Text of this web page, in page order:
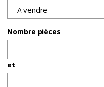
Nombre pièces
et